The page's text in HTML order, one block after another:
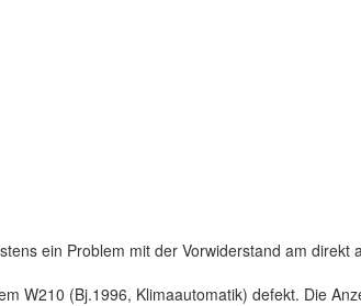
ein Problem mit der Vorwiderstand am
W210 (Bj.1996, Klimaautomatik) defekt. Die